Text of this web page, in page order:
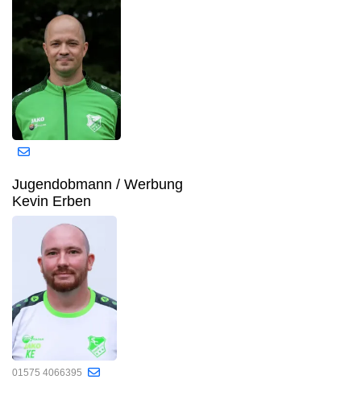
Jugendobmann / Werbung
Kevin Erben
01575 4066395